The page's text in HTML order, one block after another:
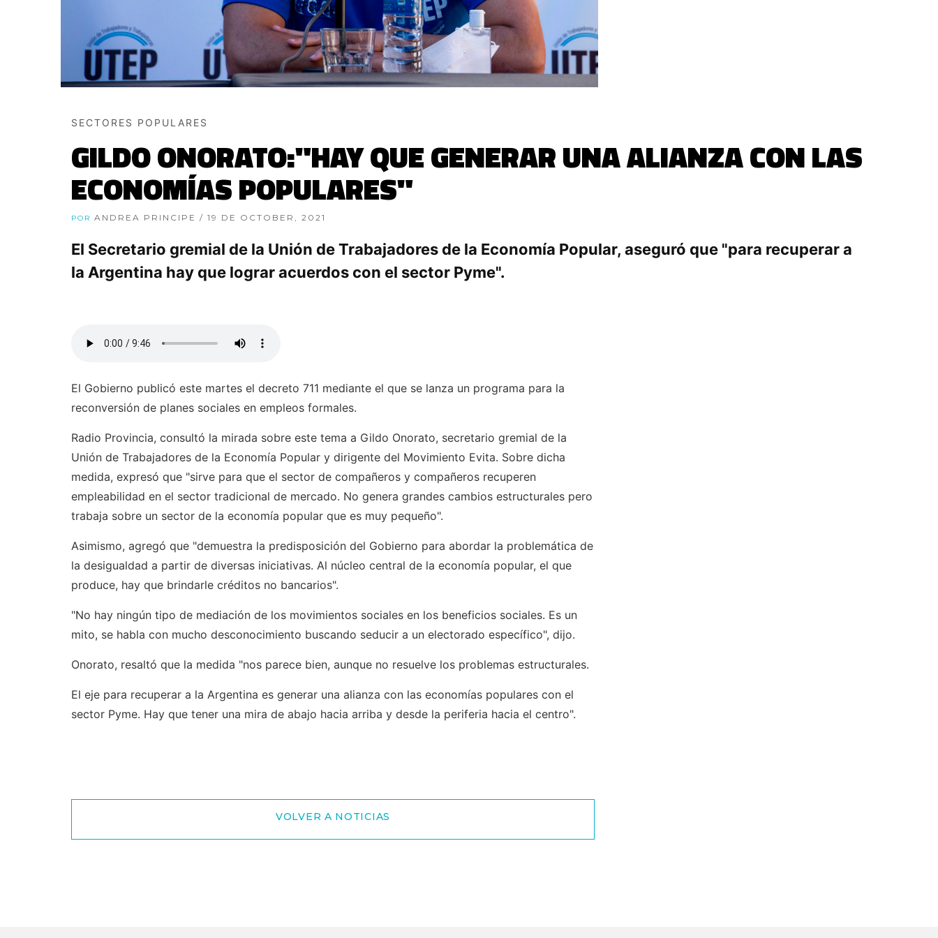
SECTORES POPULARES
GILDO ONORATO:"HAY QUE GENERAR UNA ALIANZA CON LAS
ECONOMÍAS POPULARES"
POR ANDREA PRINCIPE / 19 DE OCTOBER, 2021
El Secretario gremial de la Unión de Trabajadores de la Economía Popular, aseguró que "para recuperar a
la Argentina hay que lograr acuerdos con el sector Pyme".
El Gobierno publicó este martes el decreto 711 mediante el que se lanza un programa para la
reconversión de planes sociales en empleos formales.
Radio Provincia, consultó la mirada sobre este tema a Gildo Onorato, secretario gremial de la
Unión de Trabajadores de la Economía Popular y dirigente del Movimiento Evita. Sobre dicha
medida, expresó que "sirve para que el sector de compañeros y compañeros recuperen
empleabilidad en el sector tradicional de mercado. No genera grandes cambios estructurales pero
trabaja sobre un sector de la economía popular que es muy pequeño".
Asimismo, agregó que "demuestra la predisposición del Gobierno para abordar la problemática de
la desigualdad a partir de diversas iniciativas. Al núcleo central de la economía popular, el que
produce, hay que brindarle créditos no bancarios".
"No hay ningún tipo de mediación de los movimientos sociales en los beneficios sociales. Es un
mito, se habla con mucho desconocimiento buscando seducir a un electorado específico", dijo.
Onorato, resaltó que la medida "nos parece bien, aunque no resuelve los problemas estructurales.
El eje para recuperar a la Argentina es generar una alianza con las economías populares con el
sector Pyme. Hay que tener una mira de abajo hacia arriba y desde la periferia hacia el centro".
VOLVER A NOTICIAS